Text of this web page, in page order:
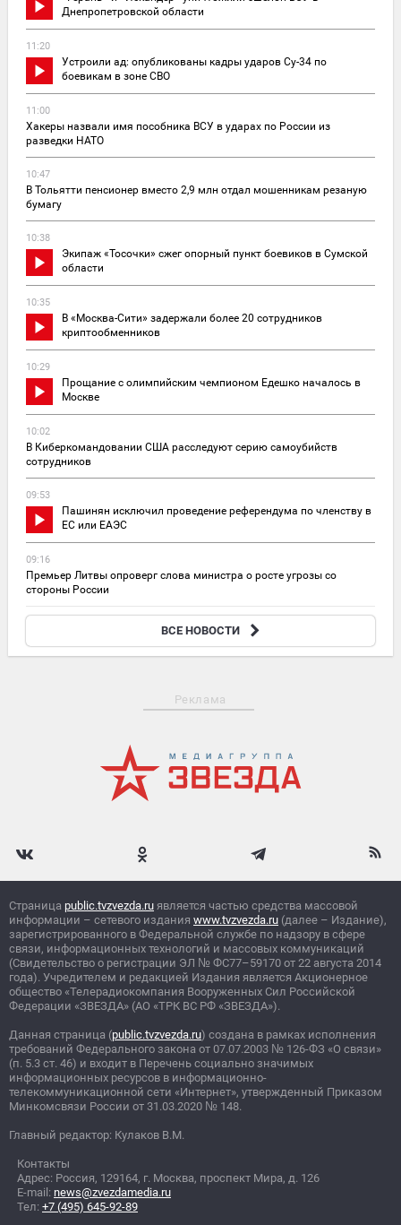
Днепропетровской области
11:20
Устроили ад: опубликованы кадры ударов Су-34 по
боевикам в зоне СВО
11:00
Хакеры назвали имя пособника ВСУ в ударах по России из
разведки НАТО
10:47
В Тольятти пенсионер вместо 2,9 млн отдал мошенникам резаную
бумагу
10:38
Экипаж «Тосочки» сжег опорный пункт боевиков в Сумской
области
10:35
В «Москва-Сити» задержали более 20 сотрудников
криптообменников
10:29
Прощание с олимпийским чемпионом Едешко началось в
Москве
10:02
В Киберкомандовании США расследуют серию самоубийств
сотрудников
09:53
Пашинян исключил проведение референдума по членству в
ЕС или ЕАЭС
09:16
Премьер Литвы опроверг слова министра о росте угрозы со
стороны России
В России сократилось число пенсионеров за последний год
ВСЕ НОВОСТИ
Реклама
Страница public.tvzvezda.ru является частью средства массовой
информации – сетевого издания www.tvzvezda.ru (далее – Издание),
зарегистрированного в Федеральной службе по надзору в сфере
связи, информационных технологий и массовых коммуникаций
(Свидетельство о регистрации ЭЛ № ФС77–59170 от 22 августа 2014
года). Учредителем и редакцией Издания является Акционерное
общество «Телерадиокомпания Вооруженных Сил Российской
Федерации «ЗВЕЗДА» (АО «ТРК ВС РФ «ЗВЕЗДА»).
Данная страница (public.tvzvezda.ru) создана в рамках исполнения
требований Федерального закона от 07.07.2003 № 126-ФЗ «О связи»
(п. 5.3 ст. 46) и входит в Перечень социально значимых
информационных ресурсов в информационно-
телекоммуникационной сети «Интернет», утвержденный Приказом
Минкомсвязи России от 31.03.2020 № 148.
Главный редактор: Кулаков В.М.
Контакты
Адрес: Россия, 129164, г. Москва, проспект Мира, д. 126
E-mail: news@zvezdamedia.ru
Тел: +7 (495) 645-92-89